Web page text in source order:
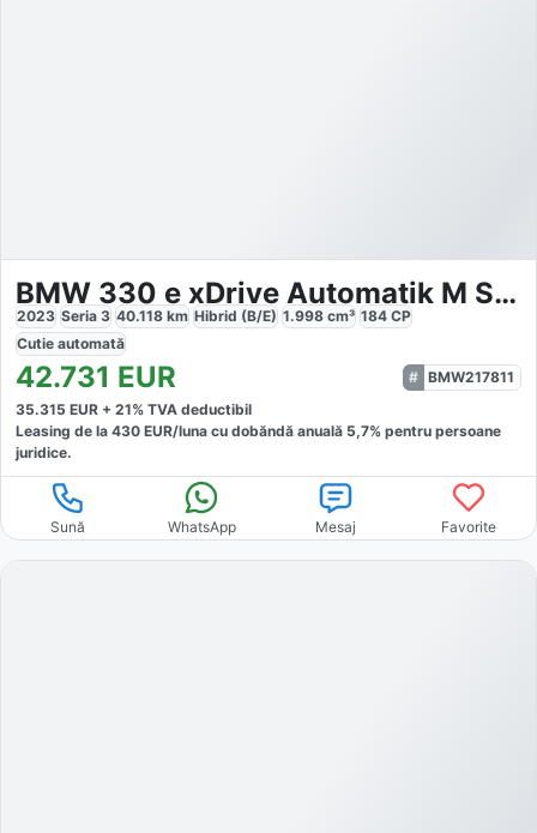
BMW 330 e xDrive Automatik M Sportpaket
2023 Seria 3 40.118 km Hibrid (B/E) 1.998 cm³ 184 CP
Cutie automată
42.731 EUR
BMW217811
35.315 EUR + 21% TVA deductibil
Leasing de la 430 EUR/luna cu dobăndă anuală 5,7% pentru persoane
juridice.
Sună WhatsApp Mesaj Favorite